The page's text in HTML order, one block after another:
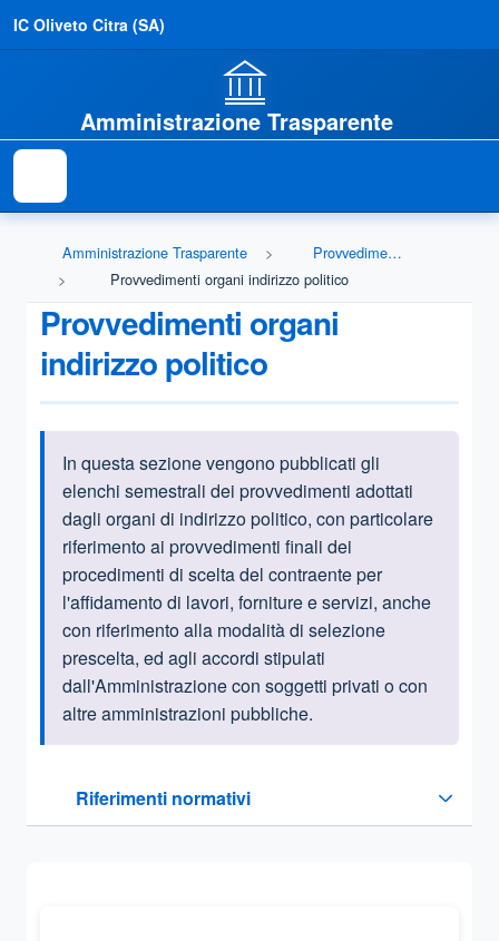
IC Oliveto Citra (SA)
Amministrazione Trasparente
Amministrazione Trasparente
Provvedimenti
Provvedimenti organi indirizzo politico
Provvedimenti organi
indirizzo politico
Informazioni introduttive
In questa sezione vengono pubblicati gli
elenchi semestrali dei provvedimenti adottati
dagli organi di indirizzo politico, con particolare
riferimento ai provvedimenti finali dei
procedimenti di scelta del contraente per
l'affidamento di lavori, forniture e servizi, anche
con riferimento alla modalità di selezione
prescelta, ed agli accordi stipulati
dall'Amministrazione con soggetti privati o con
altre amministrazioni pubbliche.
Riferimenti normativi
Sezione compressa